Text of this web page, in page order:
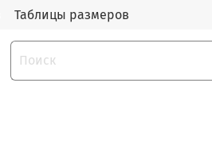
Таблицы размеров